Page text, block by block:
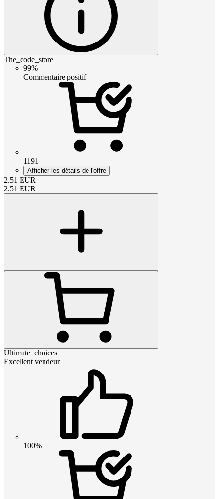
The_code_store
99%
Commentaire positif
1191
Afficher les détails de l'offre
2.51 EUR
2.51 EUR
Ultimate_choices
Excellent vendeur
100%